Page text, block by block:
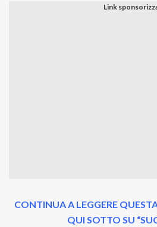
CONTINUA A LEGGERE
QUI SOTTO SU